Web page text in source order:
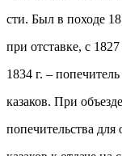
сти. Был в походе
при отставке, с
1834 г. –
казаков. При
попечительства для